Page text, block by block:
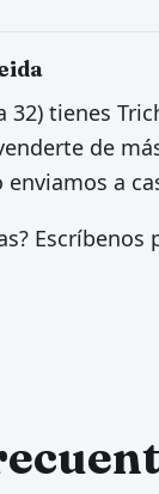
32) tienes
de
a